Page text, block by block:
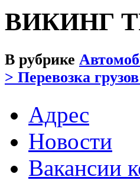
ВИКИНГ
В рубрике
> Перевозка
Адрес
Новости
Вакансии